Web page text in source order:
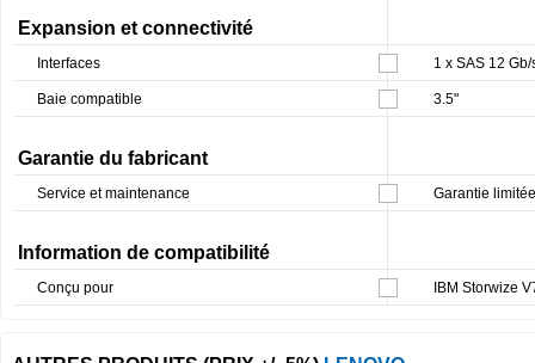
Expansion et connectivité
Interfaces 1 x SAS 12 Gb/
Baie compatible 3.5"
Garantie du fabricant
Service et maintenance Garantie
Information de compatibilité
Conçu pour IBM Storwize